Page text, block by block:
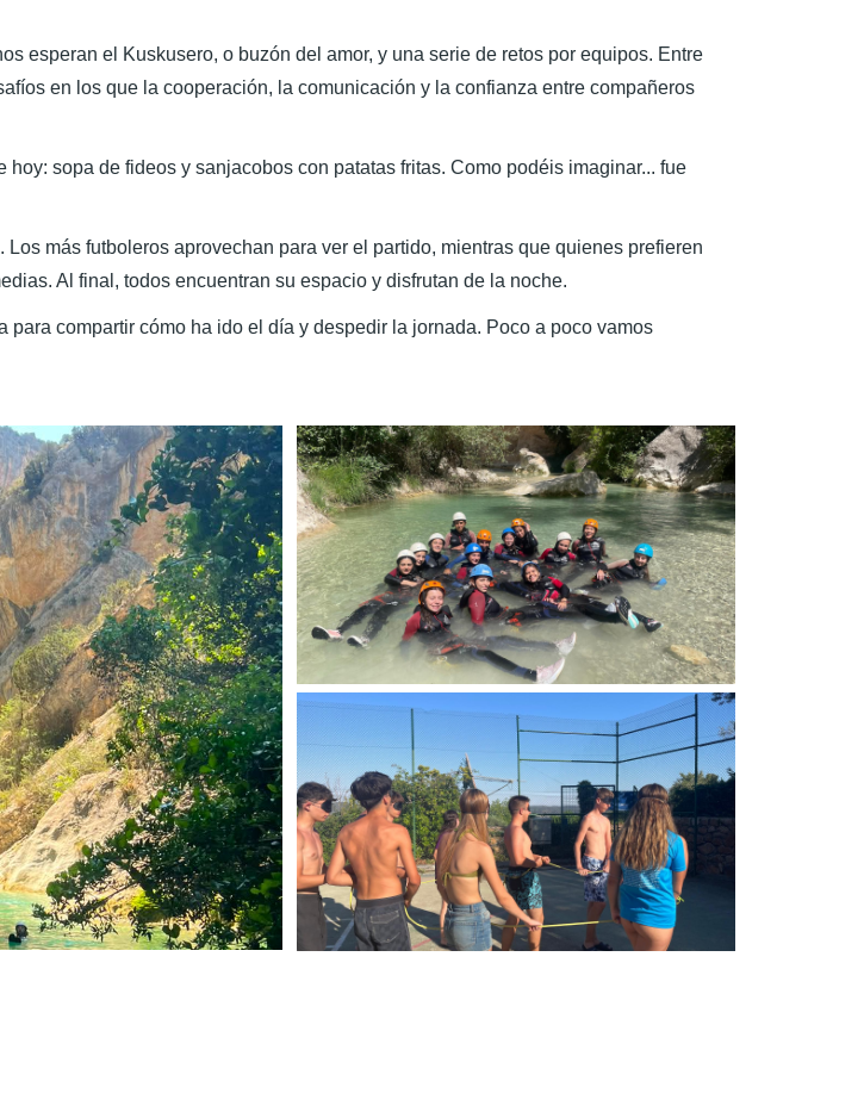
esperan el Kuskusero, o buzón del amor, y una serie de retos por equipos. Entre
en los que la cooperación, la comunicación y la confianza entre compañeros
sopa de fideos y sanjacobos con patatas fritas. Como podéis imaginar... fue
más futboleros aprovechan para ver el partido, mientras que quienes prefieren
Al final, todos encuentran su espacio y disfrutan de la noche.
compartir cómo ha ido el día y despedir la jornada. Poco a poco vamos